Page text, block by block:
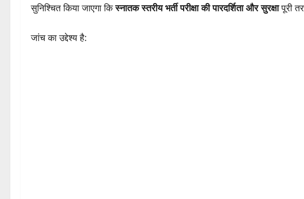
सुनिश्चित किया जाएगा किस्नातक स्तरीय भर्ती परीक्षा की पारदर्शिता और सुरक्षापूरी
जांच का उद्देश्य है: